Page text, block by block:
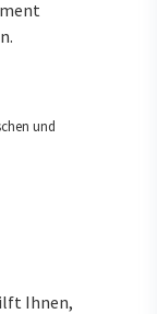
und
Ihnen,